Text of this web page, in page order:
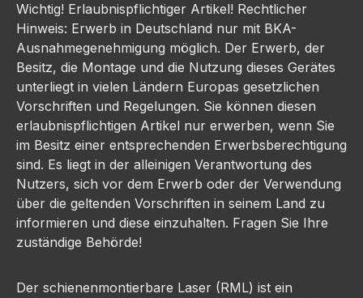
Wichtig! Erlaubnispflichtiger Artikel! Rechtlicher
Hinweis: Erwerb in Deutschland nur mit BKA-
Ausnahmegenehmigung möglich. Der Erwerb, der
Besitz, die Montage und die Nutzung dieses Gerätes
unterliegt in vielen Ländern Europas gesetzlichen
Vorschriften und Regelungen. Sie können diesen
erlaubnispflichtigen Artikel nur erwerben, wenn Sie
im Besitz einer entsprechenden Erwerbsberechtigung
sind. Es liegt in der alleinigen Verantwortung des
Nutzers, sich vor dem Erwerb oder der Verwendung
über die geltenden Vorschriften in seinem Land zu
informieren und diese einzuhalten. Fragen Sie Ihre
zuständige Behörde!
Der schienenmontierbare Laser (RML) ist ein